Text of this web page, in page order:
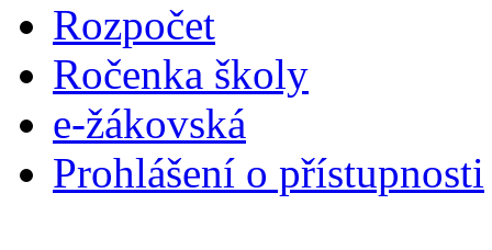
Rozpočet
Ročenka školy
e-žákovská
Prohlášení o přístupnosti